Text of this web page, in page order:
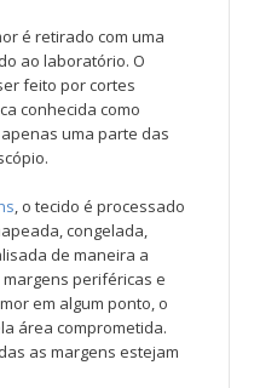
é retirado com uma
ao laboratório. O
feito por cortes
conhecida como
uma parte das
, o tecido é processado
congelada,
de maneira a
periféricas e
em algum ponto, o
área comprometida.
as margens estejam